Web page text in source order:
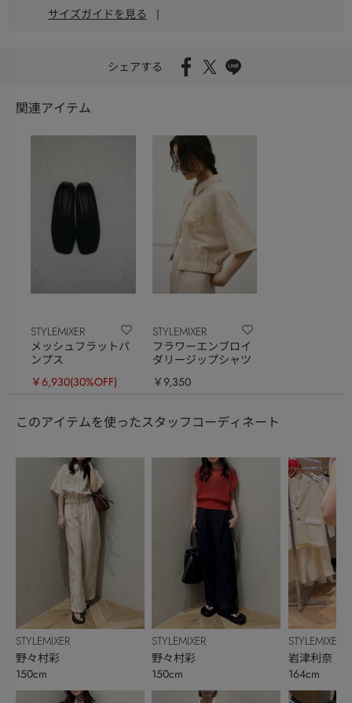
サイズガイドを見る |
シェアする
関連アイテム
STYLEMIXER
メッシュフラットパ
ンプス
￥6,930(30%OFF)
STYLEMIXER
フラワーエンブロイ
ダリージップシャツ
￥9,350
このアイテムを使ったスタッフコーディネート
STYLEMIXER
野々村彩
150cm
STYLEMIXER
野々村彩
150cm
STYLEMIXER
岩津利奈
164cm